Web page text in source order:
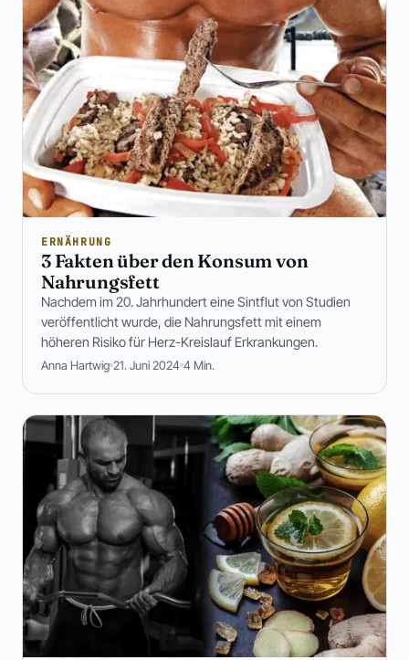
ERNÄHRUNG
3 Fakten über den Konsum von
Nahrungsfett
Nachdem im 20. Jahrhundert eine Sintflut von Studien
veröffentlicht wurde, die Nahrungsfett mit einem
höheren Risiko für Herz-Kreislauf Erkrankungen.
Anna Hartwig 21. Juni 2024 4 Min.